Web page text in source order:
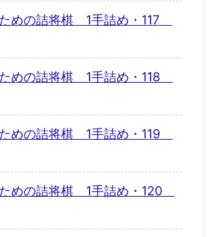
めの詰将棋 1手詰め・117
めの詰将棋 1手詰め・118
めの詰将棋 1手詰め・119
めの詰将棋 1手詰め・120